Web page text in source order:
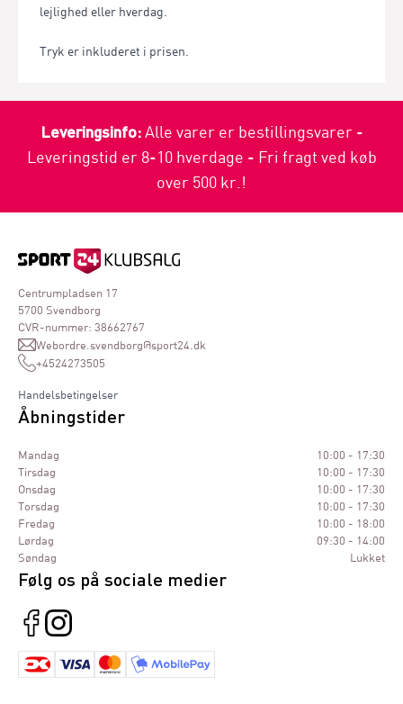
lejlighed eller hverdag.
Tryk er inkluderet i prisen.
Leveringsinfo:Alle varer er bestillingsvarer -
Leveringstid er 8-10 hverdage - Fri fragt ved køb
over 500 kr.!
Centrumpladsen 17
5700 Svendborg
CVR-nummer: 38662767
Webordre.svendborg@sport24.dk
+4524273505
Handelsbetingelser
Åbningstider
Mandag
10:00 - 17:30
Tirsdag
10:00 - 17:30
Onsdag
10:00 - 17:30
Torsdag
10:00 - 17:30
Fredag
10:00 - 18:00
Lørdag
09:30 - 14:00
Søndag
Lukket
Følg os på sociale medier